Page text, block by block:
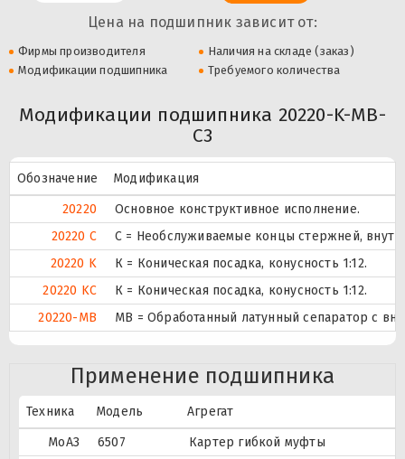
Цена на подшипник зависит от:
Фирмы производителя
Наличия на складе (заказ)
Модификации подшипника
Требуемого количества
Модификации подшипника 20220-K-MB-
C3
Обозначение
Модификация
20220
Основное конструктивное исполнение.
20220 C
С = Необслуживаемые концы стержней,
20220 K
К = Коническая посадка, конусность 1:12.
20220 KC
К = Коническая посадка, конусность 1:12.
20220-MB
MB = Обработанный латунный сепаратор с
Применение подшипника
Техника Модель
Агрегат
МоАЗ
6507
Картер гибкой муфты